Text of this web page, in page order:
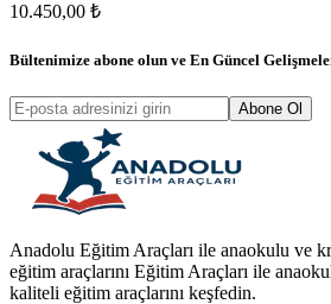
10.450,00 ₺
Bültenimize abone olun ve En Güncel
Abone Ol
Anadolu Eğitim Araçları ile anaokulu ve
eğitim araçlarını Eğitim Araçları ile
kaliteli eğitim araçlarını keşfedin.